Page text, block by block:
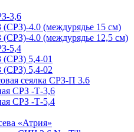
3,6
(СРЗ)-4.0 (междурядье 15 см)
(СРЗ)-4.0 (междурядье 12,5 см)
5,4
(СРЗ) 5,4-01
(СРЗ) 5,4-02
сеялка СРЗ-П 3.6
СРЗ -Т-3,6
СРЗ -Т-5,4
«Атрия»